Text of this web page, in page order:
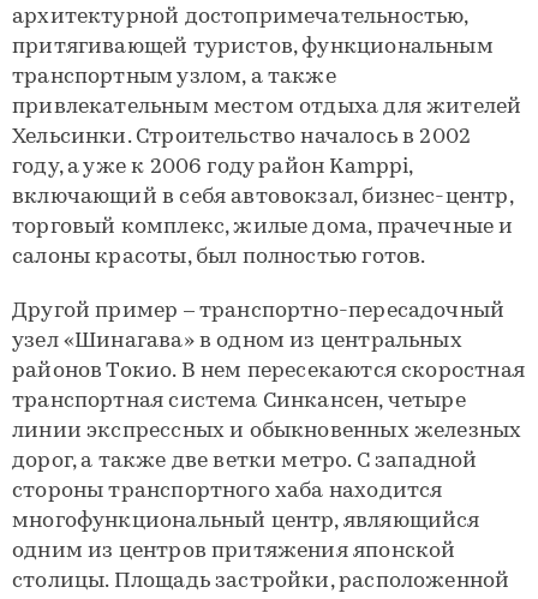
архитектурной достопримечательностью,
притягивающей туристов, функциональным
транспортным узлом, а также
привлекательным местом отдыха для жителей
Хельсинки. Строительство началось в 2002
году, а уже к 2006 году район Kamppi,
включающий в себя автовокзал, бизнес-центр,
торговый комплекс, жилые дома, прачечные и
салоны красоты, был полностью готов.
Другой пример – транспортно-пересадочный
узел «Шинагава» в одном из центральных
районов Токио. В нем пересекаются скоростная
транспортная система Синкансен, четыре
линии экспрессных и обыкновенных железных
дорог, а также две ветки метро. С западной
стороны транспортного хаба находится
многофункциональный центр, являющийся
одним из центров притяжения японской
столицы. Площадь застройки, расположенной